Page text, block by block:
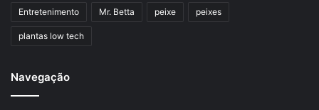
Entretenimento Mr. Betta peixe peixes
plantas low tech
Navegação